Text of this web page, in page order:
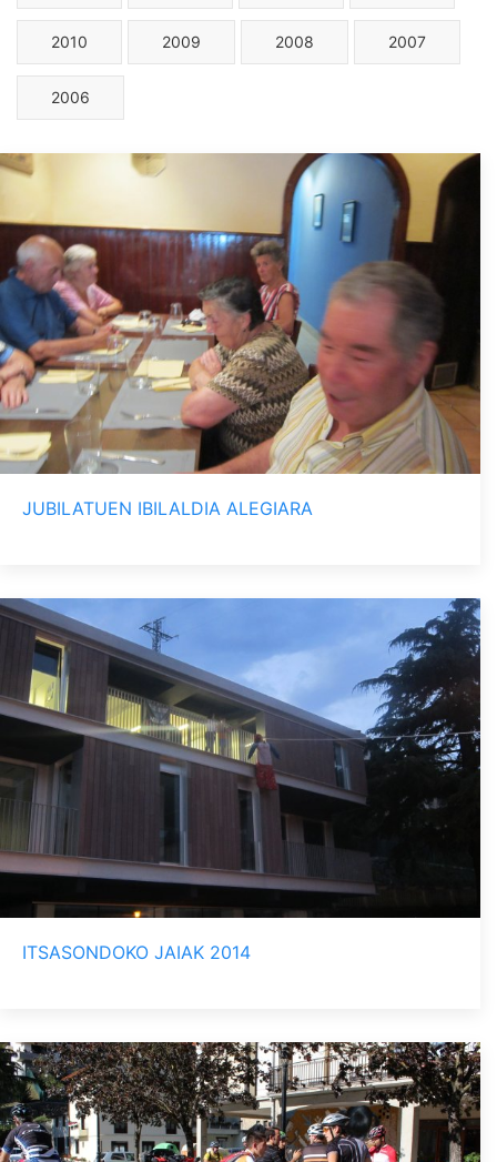
2010 2009 2008 2007
2006
JUBILATUEN IBILALDIA ALEGIARA
ITSASONDOKO JAIAK 2014